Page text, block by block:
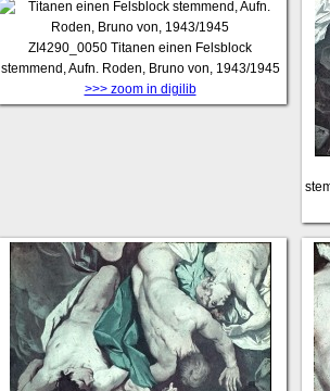
ZI4290_0050 Titanen einen Felsblock
stemmend, Aufn. Roden, Bruno von, 1943/1945
>>> zoom in digilib